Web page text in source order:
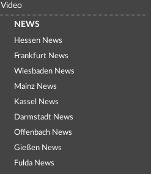
Video
NEWS
Hessen News
Frankfurt News
Wiesbaden News
Mainz News
Kassel News
Darmstadt News
Offenbach News
Gießen News
Fulda News